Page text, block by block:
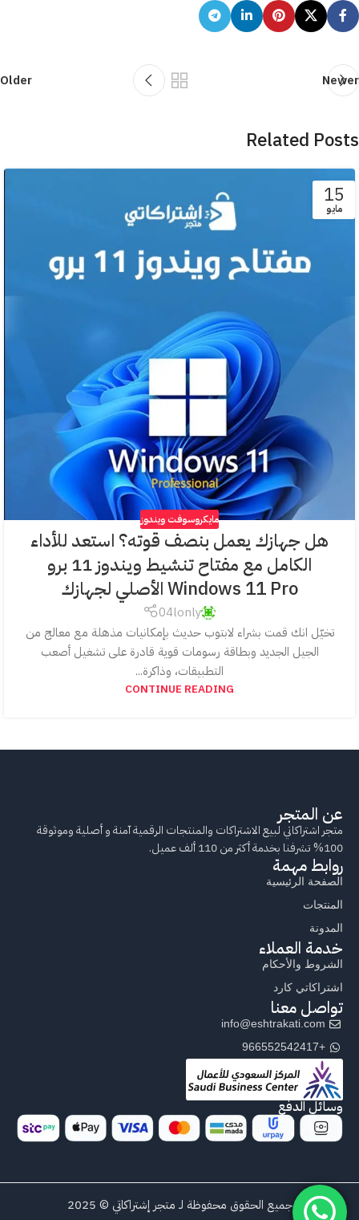
Newer
Older
Related Posts
15
مايو
مايكروسوفت ويندوز
هل جهازك يعمل بنصف قوته؟ استعد للأداء
الكامل مع مفتاح تنشيط ويندوز 11 برو
Windows 11 Pro الأصلي لجهازك
04lonly
تخيّل انك قمت بشراء لابتوب حديث بإمكانيات مذهلة مع معالج من
الجيل الجديد وبطاقة رسومات قوية قادرة على تشغيل أصعب
التطبيقات، وذاكرة...
CONTINUE READING
عن المتجر
متجر اشتراكاتي لبيع الاشتراكات والمنتجات الرقمية آمنة و أصلية وموثوقة
100% تشرفنا بخدمة أكثر من 110 ألف عميل.
روابط مهمة
الصفحة الرئيسية
المنتجات
المدونة
خدمة العملاء
الشروط والأحكام
اشتراكاتي كارد
تواصل معنا
info@eshtrakati.com
+966552542417
وسائل الدفع
جميع الحقوق محفوظة لـ متجر إشتراكاتي © 2025